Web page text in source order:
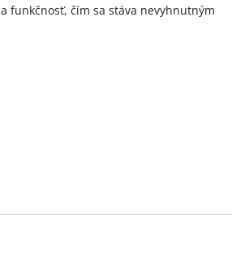
funkčnosť, čím sa stáva nevyhnutným